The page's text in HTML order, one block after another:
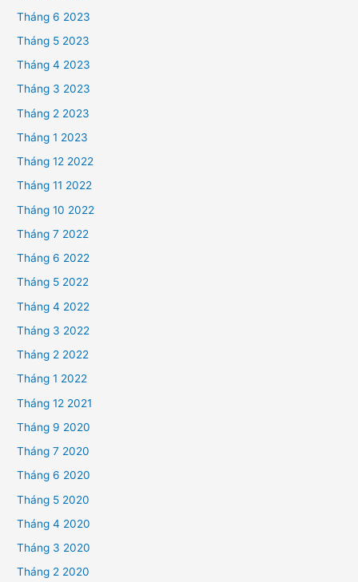
Tháng 6 2023
Tháng 5 2023
Tháng 4 2023
Tháng 3 2023
Tháng 2 2023
Tháng 1 2023
Tháng 12 2022
Tháng 11 2022
Tháng 10 2022
Tháng 7 2022
Tháng 6 2022
Tháng 5 2022
Tháng 4 2022
Tháng 3 2022
Tháng 2 2022
Tháng 1 2022
Tháng 12 2021
Tháng 9 2020
Tháng 7 2020
Tháng 6 2020
Tháng 5 2020
Tháng 4 2020
Tháng 3 2020
Tháng 2 2020